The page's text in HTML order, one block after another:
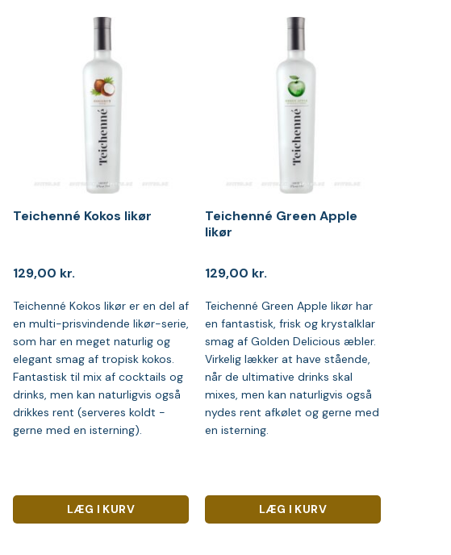
Teichenné Kokos likør
129,00 kr.
Teichenné Kokos likør er en del af
en multi-prisvindende likør-serie,
som har en meget naturlig og
elegant smag af tropisk kokos.
Fantastisk til mix af cocktails og
drinks, men kan naturligvis også
drikkes rent (serveres koldt -
gerne med en isterning).
LÆG I KURV
Teichenné Green Apple
likør
129,00 kr.
Teichenné Green Apple likør har
en fantastisk, frisk og krystalklar
smag af Golden Delicious æbler.
Virkelig lækker at have stående,
når de ultimative drinks skal
mixes, men kan naturligvis også
nydes rent afkølet og gerne med
en isterning.
LÆG I KURV